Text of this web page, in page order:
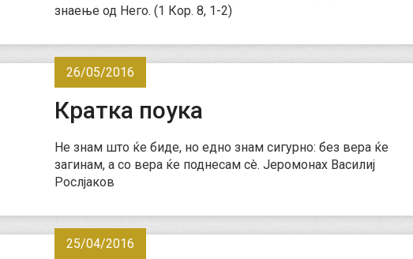
знаење од Него. (1 Кор. 8, 1-2)
26/05/2016
Кратка поука
Не знам што ќе биде, но едно знам сигурно: без вера ќе
загинам, а со вера ќе поднесам сè. Јеромонах Василиј
Рослјаков
25/04/2016